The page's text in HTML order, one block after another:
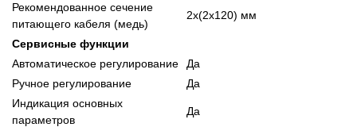
Рекомендованное сечение
питающего кабеля (медь)
2x(2x120) мм
Сервисные функции
Автоматическое регулирование
Да
Ручное регулирование
Да
Индикация основных
параметров
Да